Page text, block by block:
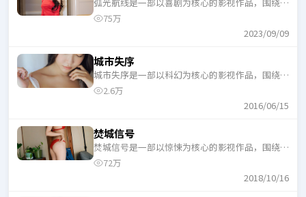
弧光航线是一部以喜剧为核心的影视作品，围绕危
机、反转与人物成长展开，整体节奏紧凑，适合一
75万
2023/09/09
城市失序
城市失序是一部以科幻为核心的影视作品，围绕危
机、反转与人物成长展开，整体节奏紧凑，适合一
2.6万
2016/06/15
焚城信号
焚城信号是一部以惊悚为核心的影视作品，围绕危
机、反转与人物成长展开，整体节奏紧凑，适合一
72万
2018/10/16